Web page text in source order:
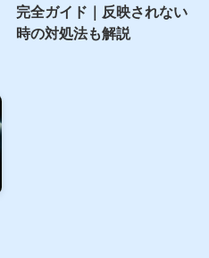
リーマン・コロナ、3つの
暴落から学ぶ割高サイン